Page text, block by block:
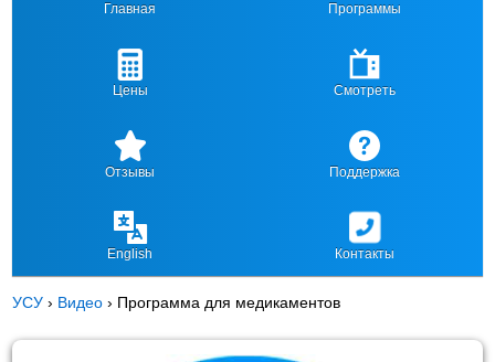
Главная Программы
Цены Смотреть
Отзывы Поддержка
English Контакты
УСУ › Видео › Программа для медикаментов